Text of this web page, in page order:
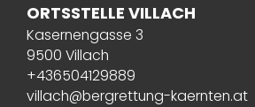
ORTSSTELLE VILLACH
Kasernengasse 3
9500 Villach
+436504129889
villach@bergrettung-kaernten.at